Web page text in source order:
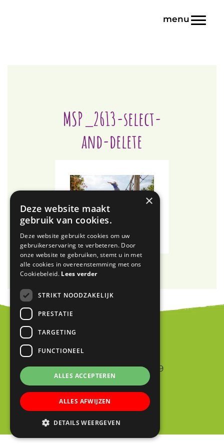
MSP_2613-select-
and-delete
Jan van Riebeeckstraat 9
4105 BA CULEMBORG
0345 523698
info@blinkschool.nl
×
Deze website maakt
gebruik van cookies.
Deze website gebruikt cookies om uw
gebruikerservaring te verbeteren. Door
onze website te gebruiken, stemt u in met
alle cookies in overeenstemming met ons
Cookiebeleid. Lees verder
STRIKT NOODZAKELIJK
PRESTATIE
TARGETING
FUNCTIONEEL
ALLES ACCEPTEREN
ALLES AFWIJZEN
DETAILS WEERGEVEN